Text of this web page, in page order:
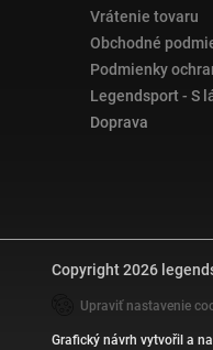
Vrátenie tovaru
Obchodné
Podmienky
Legendsport - S
Doprava
Copyright 2026
Upraviť nastavenie
Grafický návrh vytvořil a